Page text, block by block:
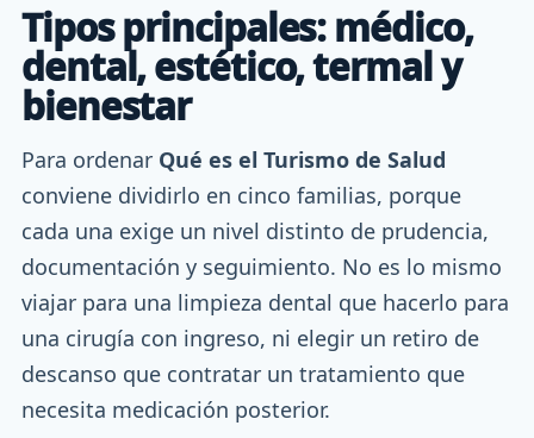
Tipos principales: médico,
dental, estético, termal y
bienestar
Para ordenar Qué es el Turismo de Salud
conviene dividirlo en cinco familias, porque
cada una exige un nivel distinto de prudencia,
documentación y seguimiento. No es lo mismo
viajar para una limpieza dental que hacerlo para
una cirugía con ingreso, ni elegir un retiro de
descanso que contratar un tratamiento que
necesita medicación posterior.